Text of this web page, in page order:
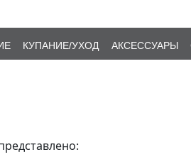
КУПАНИЕ/УХОД АКСЕССУАРЫ